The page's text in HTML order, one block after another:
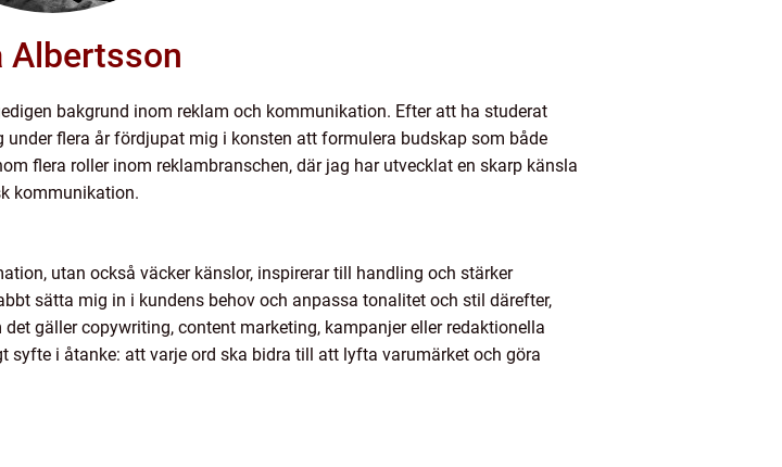
Albertsson
bakgrund inom reklam och kommunikation. Efter att ha studerat
flera år fördjupat mig i konsten att formulera budskap som både
flera roller inom reklambranschen, där jag har utvecklat en skarp känsla
kommunikation.
utan också väcker känslor, inspirerar till handling och stärker
sätta mig in i kundens behov och anpassa tonalitet och stil därefter,
gäller copywriting, content marketing, kampanjer eller redaktionella
i åtanke: att varje ord ska bidra till att lyfta varumärket och göra